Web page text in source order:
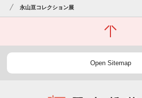
永山亘コレクション展
Open Sitemap